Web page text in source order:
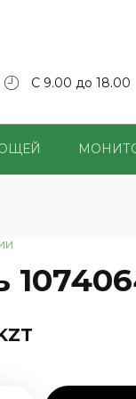
С 9.00 до 18.00